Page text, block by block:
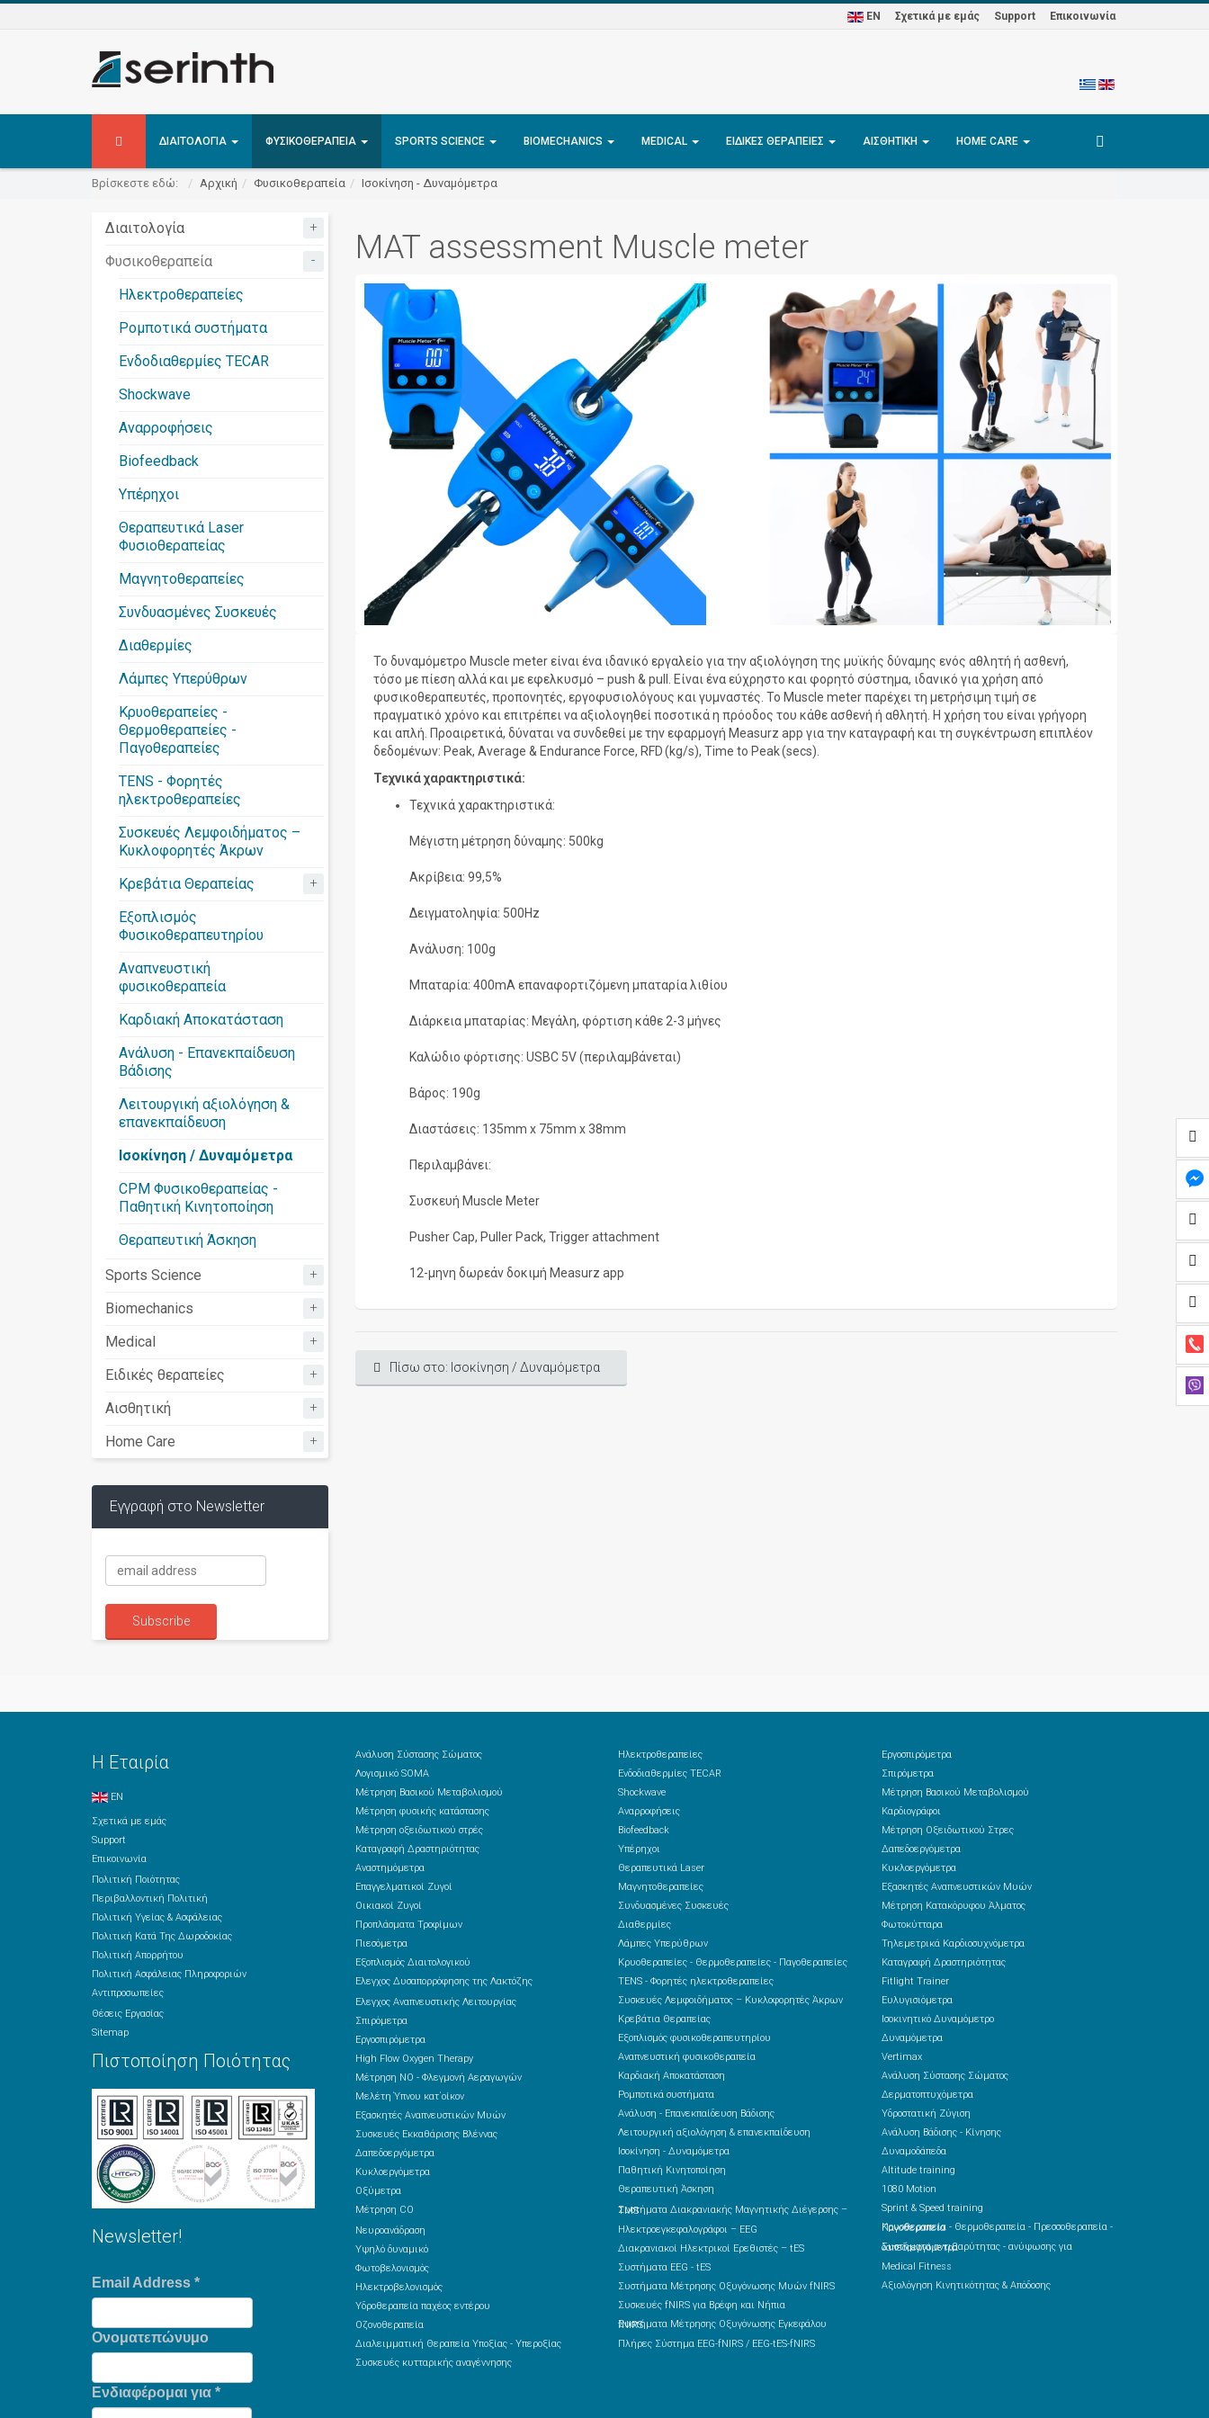
EN Σχετικά με εμάς Support Επικοινωνία
ΔΙΑΙΤΟΛΟΓΊΑ ΦΥΣΙΚΟΘΕΡΑΠΕΊΑ SPORTS SCIENCE BIOMECHANICS MEDICAL ΕΙΔΙΚΈΣ ΘΕΡΑΠΕΊΕΣ ΑΙΣΘΗΤΙΚΉ HOME CARE
Βρίσκεστε εδώ: Αρχική Φυσικοθεραπεία Ισοκίνηση - Δυναμόμετρα
Διαιτολογία +
Φυσικοθεραπεία -
Ηλεκτροθεραπείες
Ρομποτικά συστήματα
Ενδοδιαθερμίες TECAR
Shockwave
Αναρροφήσεις
Biofeedback
Υπέρηχοι
Θεραπευτικά Laser
Φυσιοθεραπείας
Μαγνητοθεραπείες
Συνδυασμένες Συσκευές
Διαθερμίες
Λάμπες Υπερύθρων
Κρυοθεραπείες -
Θερμοθεραπείες -
Παγοθεραπείες
TENS - Φορητές
ηλεκτροθεραπείες
Συσκευές Λεμφοιδήματος –
Κυκλοφορητές Άκρων
Κρεβάτια Θεραπείας
+
Εξοπλισμός
Φυσικοθεραπευτηρίου
Αναπνευστική
φυσικοθεραπεία
Καρδιακή Αποκατάσταση
Ανάλυση - Επανεκπαίδευση
Βάδισης
Λειτουργική αξιολόγηση &
επανεκπαίδευση
Ισοκίνηση / Δυναμόμετρα
CPM Φυσικοθεραπείας -
Παθητική Κινητοποίηση
Θεραπευτική Άσκηση
Sports Science +
Biomechanics +
Medical +
Ειδικές θεραπείες +
Αισθητική +
Home Care +
Εγγραφή στο Newsletter
MAT assessment Muscle meter
Το δυναμόμετρο Muscle meter είναι ένα ιδανικό εργαλείο για την αξιολόγηση της μυϊκής δύναμης ενός αθλητή ή ασθενή,
τόσο με πίεση αλλά και με εφελκυσμό – push & pull. Είναι ένα εύχρηστο και φορητό σύστημα, ιδανικό για χρήση από
φυσικοθεραπευτές, προπονητές, εργοφυσιολόγους και γυμναστές. Το Muscle meter παρέχει τη μετρήσιμη τιμή σε
πραγματικό χρόνο και επιτρέπει να αξιολογηθεί ποσοτικά η πρόοδος του κάθε ασθενή ή αθλητή. Η χρήση του είναι γρήγορη
και απλή. Προαιρετικά, δύναται να συνδεθεί με την εφαρμογή Measurz app για την καταγραφή και τη συγκέντρωση επιπλέον
δεδομένων: Peak, Average & Endurance Force, RFD (kg/s), Time to Peak (secs).
Τεχνικά χαρακτηριστικά:
Τεχνικά χαρακτηριστικά:
Μέγιστη μέτρηση δύναμης: 500kg
Ακρίβεια: 99,5%
Δειγματοληψία: 500Hz
Ανάλυση: 100g
Μπαταρία: 400mA επαναφορτιζόμενη μπαταρία λιθίου
Διάρκεια μπαταρίας: Μεγάλη, φόρτιση κάθε 2-3 μήνες
Καλώδιο φόρτισης: USBC 5V (περιλαμβάνεται)
Βάρος: 190g
Διαστάσεις: 135mm x 75mm x 38mm
Περιλαμβάνει:
Συσκευή Muscle Meter
Pusher Cap, Puller Pack, Trigger attachment
12-μηνη δωρεάν δοκιμή Measurz app
Πίσω στο: Ισοκίνηση / Δυναμόμετρα
Η Εταιρία
EN
Σχετικά με εμάς
Support
Επικοινωνία
Πολιτική Ποιότητας
Περιβαλλοντική Πολιτική
Πολιτική Υγείας & Ασφάλειας
Πολιτική Κατά Της Δωροδοκίας
Πολιτική Απορρήτου
Πολιτική Ασφάλειας Πληροφοριών
Αντιπροσωπείες
Θέσεις Εργασίας
Sitemap
Πιστοποίηση Ποιότητας
Newsletter!
Email Address *
Ονοματεπώνυμο
Ενδιαφέρομαι για *
Ανάλυση Σύστασης Σώματος
Λογισμικό SOMA
Μέτρηση Βασικού Μεταβολισμού
Μέτρηση φυσικής κατάστασης
Μέτρηση οξειδωτικού στρές
Καταγραφή Δραστηριότητας
Αναστημόμετρα
Επαγγελματικοί Ζυγοί
Οικιακοί Ζυγοί
Προπλάσματα Τροφίμων
Πιεσόμετρα
Εξοπλισμός Διαιτολογικού
Έλεγχος Δυσαπορρόφησης της Λακτόζης
Έλεγχος Αναπνευστικής Λειτουργίας
Σπιρόμετρα
Εργοσπιρόμετρα
High Flow Oxygen Therapy
Μέτρηση NO - Φλεγμονή Αεραγωγών
Μελέτη Ύπνου κατ΄οίκον
Εξασκητές Αναπνευστικών Μυών
Συσκευές Εκκαθάρισης Βλέννας
Δαπεδοεργόμετρα
Κυκλοεργόμετρα
Οξύμετρα
Μέτρηση CO
Νευροανάδραση
Υψηλό δυναμικό
Φωτοβελονισμός
Ηλεκτροβελονισμός
Υδροθεραπεία παχέος εντέρου
Οζονοθεραπεία
Διαλειμματική Θεραπεία Υποξίας - Υπεροξίας
Συσκευές κυτταρικής αναγέννησης
Ηλεκτροθεραπείες
Ενδοδιαθερμίες TECAR
Shockwave
Αναρροφήσεις
Biofeedback
Υπέρηχοι
Θεραπευτικά Laser
Μαγνητοθεραπείες
Συνδυασμένες Συσκευές
Διαθερμίες
Λάμπες Υπερύθρων
Κρυοθεραπείες - Θερμοθεραπείες - Παγοθεραπείες
TENS - Φορητές ηλεκτροθεραπείες
Συσκευές Λεμφοιδήματος – Κυκλοφορητές Άκρων
Κρεβάτια Θεραπείας
Εξοπλισμός φυσικοθεραπευτηρίου
Αναπνευστική φυσικοθεραπεία
Καρδιακή Αποκατάσταση
Ρομποτικά συστήματα
Ανάλυση - Επανεκπαίδευση Βάδισης
Λειτουργική αξιολόγηση & επανεκπαίδευση
Ισοκίνηση - Δυναμόμετρα
Παθητική Κινητοποίηση
Θεραπευτική Άσκηση
Συστήματα Διακρανιακής Μαγνητικής Διέγερσης – TMS
Ηλεκτροεγκεφαλογράφοι – EEG
Διακρανιακοί Ηλεκτρικοί Ερεθιστές – tES
Συστήματα EEG - tES
Συστήματα Μέτρησης Οξυγόνωσης Μυών fNIRS
Συσκευές fNIRS για Βρέφη και Νήπια
Συστήματα Μέτρησης Οξυγόνωσης Εγκεφάλου fNIRS
Πλήρες Σύστημα EEG-fNIRS / EEG-tES-fNIRS
Εργοσπιρόμετρα
Σπιρόμετρα
Μέτρηση Βασικού Μεταβολισμού
Καρδιογράφοι
Μέτρηση Οξειδωτικού Στρες
Δαπεδοεργόμετρα
Κυκλοεργόμετρα
Εξασκητές Αναπνευστικών Μυών
Μέτρηση Κατακόρυφου Άλματος
Φωτοκύτταρα
Τηλεμετρικά Καρδιοσυχνόμετρα
Καταγραφή Δραστηριότητας
Fitlight Trainer
Ευλυγισιόμετρα
Ισοκινητικό Δυναμόμετρο
Δυναμόμετρα
Vertimax
Ανάλυση Σύστασης Σώματος
Δερματοπτυχόμετρα
Υδροστατική Ζύγιση
Ανάλυση Βάδισης - Κίνησης
Δυναμοδάπεδα
Altitude training
1080 Motion
Sprint & Speed training
Κρυοθεραπεία - Θερμοθεραπεία - Πρεσσοθεραπεία - Παγοθεραπεία
Συστήματα αντιβαρύτητας - ανύψωσης για δαπεδοεργόμετρα
Medical Fitness
Αξιολόγηση Κινητικότητας & Απόδοσης